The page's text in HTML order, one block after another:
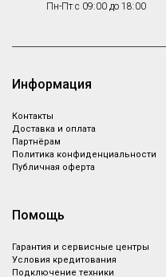
Пн-Пт с 09:00 до 18:00
Информация
Контакты
Доставка и оплата
Партнёрам
Политика конфиденциальности
Публичная оферта
Помощь
Гарантия и сервисные центры
Условия кредитования
Подключение техники